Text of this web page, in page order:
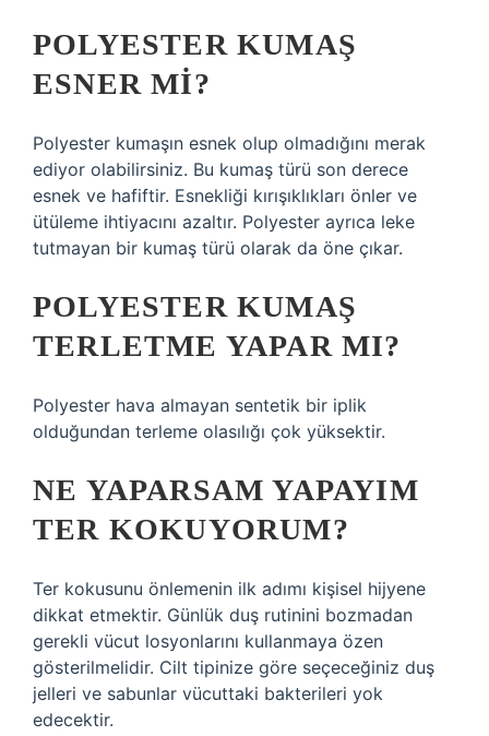
POLYESTER KUMAŞ
ESNER MI?
Polyester kumaşın esnek olup olmadığını merak
ediyor olabilirsiniz. Bu kumaş türü son derece
esnek ve hafiftir. Esnekliği kırışıklıkları önler ve
ütüleme ihtiyacını azaltır. Polyester ayrıca leke
tutmayan bir kumaş türü olarak da öne çıkar.
POLYESTER KUMAŞ
TERLETME YAPAR MI?
Polyester hava almayan sentetik bir iplik
olduğundan terleme olasılığı çok yüksektir.
NE YAPARSAM YAPAYIM
TER KOKUYORUM?
Ter kokusunu önlemenin ilk adımı kişisel hijyene
dikkat etmektir. Günlük duş rutinini bozmadan
gerekli vücut losyonlarını kullanmaya özen
gösterilmelidir. Cilt tipinize göre seçeceğiniz duş
jelleri ve sabunlar vücuttaki bakterileri yok
edecektir.